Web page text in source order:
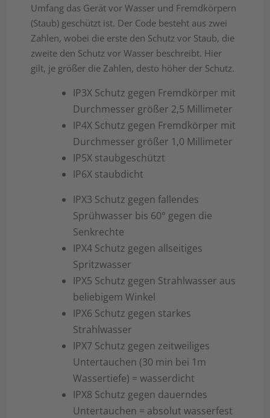
Umfang das Gerät vor Wasser und Fremdkörpern
(Staub) geschützt ist. Der Code besteht aus zwei
Zahlen, wobei die erste den Schutz vor Staub, die
zweite den Schutz vor Wasser beschreibt. Hier
gilt, je größer die Zahlen, desto höher der Schutz.
IP3X Schutz gegen Fremdkörper mit
Durchmesser größer 2,5 Millimeter
IP4X Schutz gegen Fremdkörper mit
Durchmesser größer 1,0 Millimeter
IP5X staubgeschützt
IP6X staubdicht
IPX3 Schutz gegen fallendes
Sprühwasser bis 60° gegen die
Senkrechte
IPX4 Schutz gegen allseitiges
Spritzwasser
IPX5 Schutz gegen Strahlwasser aus
beliebigem Winkel
IPX6 Schutz gegen starkes
Strahlwasser
IPX7 Schutz gegen zeitweiliges
Untertauchen (30 min bei 1m
Wassertiefe) = wasserdicht
IPX8 Schutz gegen dauerndes
Untertauchen = absolut wasserfest